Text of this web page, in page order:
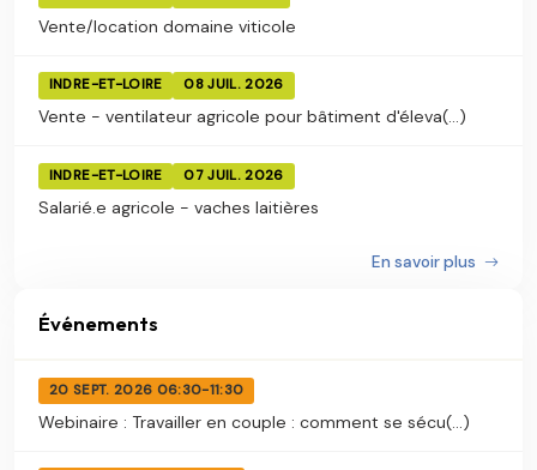
Vente/location domaine viticole
INDRE-ET-LOIRE 08 JUIL. 2026
Vente - ventilateur agricole pour bâtiment d'éleva(...)
INDRE-ET-LOIRE 07 JUIL. 2026
Salarié.e agricole - vaches laitières
En savoir plus
Événements
20 SEPT. 2026 06:30-11:30
Webinaire : Travailler en couple : comment se sécu(...)